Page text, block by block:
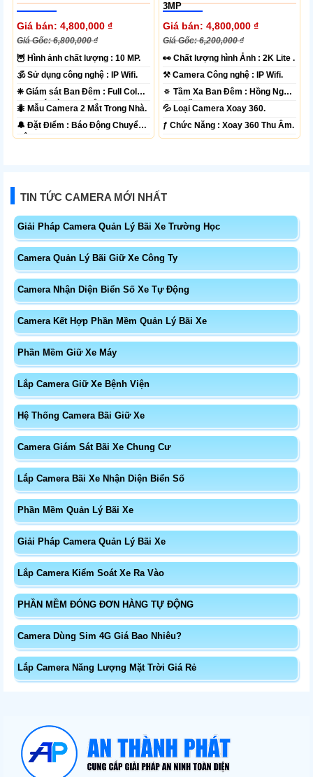
Giá bán: 4,800,000 ₫
Giá Gốc: 6,800,000 ₫
🦉 Hình ảnh chất lượng :10 MP.
🕉️ Sử dụng công nghệ :
IP Wifi.
❈ Giám sát Ban Đêm : Full Color
20m Có Màu Ban Ðêm.
🐜 Mẫu Camera2 Mắt Trong Nhà.
️🔔 Đặt Điểm : Báo Động Chuyển
Động.
3MP
Giá bán: 4,800,000 ₫
Giá Gốc: 6,200,000 ₫
️👀 Chất lượng hình Ảnh :2K Lite .
⚒ Camera Công nghệ :
IP Wifi.
🔅 Tầm Xa Ban Đêm : Hồng Ngoại
10m Hồng Ngoại Smart IR.
💦 Loại CameraXoay 360.
️ƒ Chức Năng :Xoay 360 Thu Âm.
TIN TỨC CAMERA MỚI NHẤT
Giải Pháp Camera Quản Lý Bãi Xe Trường Học
Camera Quản Lý Bãi Giữ Xe Công Ty
Camera Nhận Diện Biển Số Xe Tự Động
Camera Kết Hợp Phần Mềm Quản Lý Bãi Xe
Phần Mềm Giữ Xe Máy
Lắp Camera Giữ Xe Bệnh Viện
Hệ Thống Camera Bãi Giữ Xe
Camera Giám Sát Bãi Xe Chung Cư
Lắp Camera Bãi Xe Nhận Diện Biển Số
Phần Mềm Quản Lý Bãi Xe
Giải Pháp Camera Quản Lý Bãi Xe
Lắp Camera Kiểm Soát Xe Ra Vào
PHẦN MỀM ĐÓNG ĐƠN HÀNG TỰ ĐỘNG
Camera Dùng Sim 4G Giá Bao Nhiêu?
Lắp Camera Năng Lượng Mặt Trời Giá Rẻ